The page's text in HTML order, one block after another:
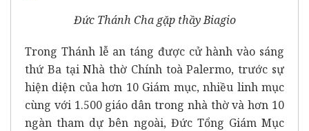
Đức Thánh Cha gặp thầy Biagio
Trong Thánh lễ an táng được cử hành vào sáng
thứ Ba tại Nhà thờ Chính toà Palermo, trước sự
hiện diện của hơn 10 Giám mục, nhiều linh mục
cùng với 1.500 giáo dân trong nhà thờ và hơn 10
ngàn tham dự bên ngoài, Đức Tổng Giám Mục